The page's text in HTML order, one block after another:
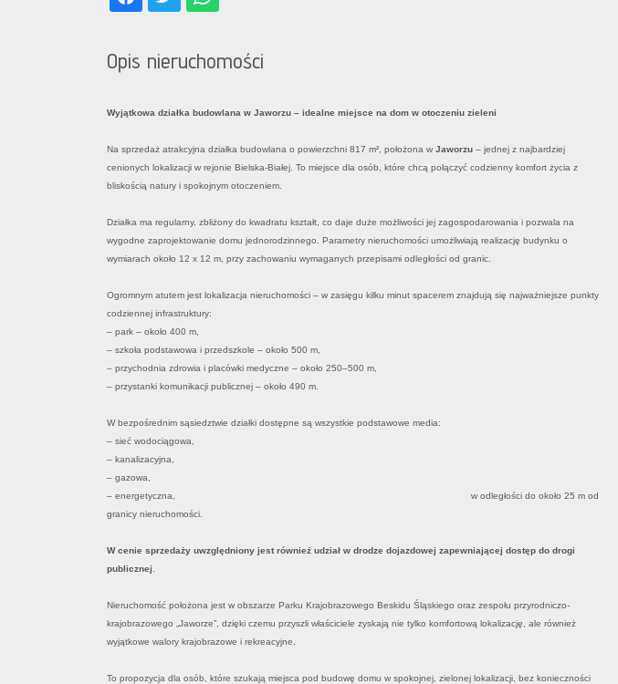
Opis nieruchomości
Wyjątkowa działka budowlana w Jaworzu – idealne miejsce na dom w otoczeniu zieleni
Na sprzedaż atrakcyjna działka budowlana o powierzchni 817 m², położona w Jaworzu – jednej z najbardziej
cenionych lokalizacji w rejonie Bielska-Białej. To miejsce dla osób, które chcą połączyć codzienny komfort życia z
bliskością natury i spokojnym otoczeniem.
Działka ma regularny, zbliżony do kwadratu kształt, co daje duże możliwości jej zagospodarowania i pozwala na
wygodne zaprojektowanie domu jednorodzinnego. Parametry nieruchomości umożliwiają realizację budynku o
wymiarach około 12 x 12 m, przy zachowaniu wymaganych przepisami odległości od granic.
Ogromnym atutem jest lokalizacja nieruchomości – w zasięgu kilku minut spacerem znajdują się najważniejsze punkty
codziennej infrastruktury:
– park – około 400 m,
– szkoła podstawowa i przedszkole – około 500 m,
– przychodnia zdrowia i placówki medyczne – około 250–500 m,
– przystanki komunikacji publicznej – około 490 m.
W bezpośrednim sąsiedztwie działki dostępne są wszystkie podstawowe media:
– sieć wodociągowa,
– kanalizacyjna,
– gazowa,
– energetyczna, w odległości do około 25 m od
granicy nieruchomości.
W cenie sprzedaży uwzględniony jest również udział w drodze dojazdowej zapewniającej dostęp do drogi
publicznej
Nieruchomość położona jest w obszarze Parku Krajobrazowego Beskidu Śląskiego oraz zespołu przyrodniczo-
krajobrazowego „Jaworze”, dzięki czemu przyszli właściciele zyskają nie tylko komfortową lokalizację, ale również
wyjątkowe walory krajobrazowe i rekreacyjne.
To propozycja dla osób, które szukają miejsca pod budowę domu w spokojnej, zielonej lokalizacji, bez konieczności